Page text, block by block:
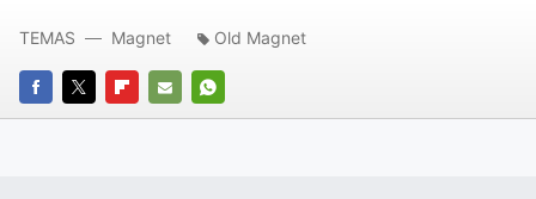
FACEBOOK
TWITTERFLIPBOARD
E-
WHATSAPP
TEMAS Magnet Old Magnet